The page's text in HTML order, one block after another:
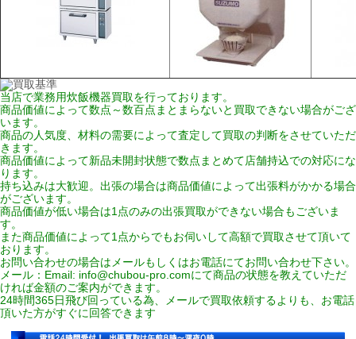
当店で業務用炊飯機器買取 を行っております。
商品価値によって数点～数百点まとまらないと買取できない場合がござ
います。
商品の人気度、材料の需要によって査定して買取の判断をさせていただ
きます。
商品価値によって新品未開封状態で数点まとめて店舗持込での対応にな
ります。
持ち込みは大歓迎。出張の場合は商品価値によって出張料がかかる場合
がございます。
商品価値が低い場合は1点のみの出張買取ができない場合もございま
す。
また商品価値によって1点からでもお伺いして高額で買取させて頂いて
おります。
お問い合わせの場合はメールもしくはお電話にてお問い合わせ下さい。
メール：Email: info@chubou-pro.comにて商品の状態を教えていただ
ければ金額のご案内ができます。
24時間365日飛び回っている為、メールで買取依頼するよりも、お電話
頂いた方がすぐに回答できます